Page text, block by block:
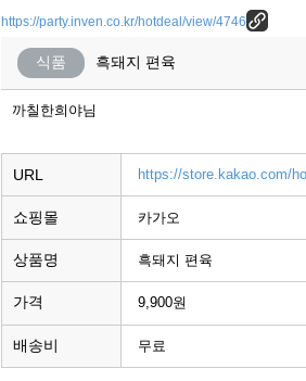
https://party.inven.co.kr/hotdeal/view/4746
식품 흑돼지 편육
까칠한희야님
URL https://store.kakao.com/
쇼핑몰 카가오
상품명 흑돼지 편육
가격 9,900원
배송비 무료